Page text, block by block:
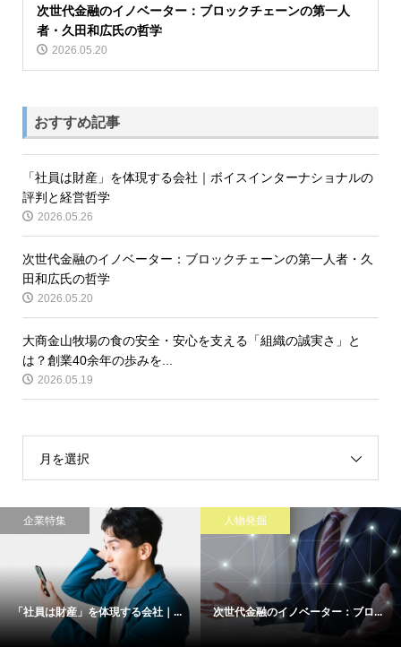
次世代金融のイノベーター：ブロックチェーンの第一人
者・久田和広氏の哲学
2026.05.20
おすすめ記事
「社員は財産」を体現する会社｜ボイスインターナショナルの
評判と経営哲学
2026.05.26
次世代金融のイノベーター：ブロックチェーンの第一人者・久
田和広氏の哲学
2026.05.20
大商金山牧場の食の安全・安心を支える「組織の誠実さ」と
は？創業40余年の歩みを...
2026.05.19
月を選択
企業特集
「社員は財産」を体現する会社｜...
人物発掘
次世代金融のイノベーター：ブロ...